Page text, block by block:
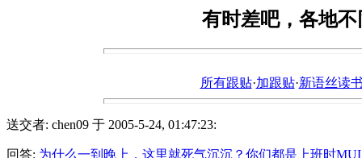
有时差吧，各地
所有跟贴·加跟贴·新语丝读
送交者: chen09 于 2005-5-24, 01:47:23:
回答: 为什么一到晚上，这里就死气沉沉？你们都是上班时